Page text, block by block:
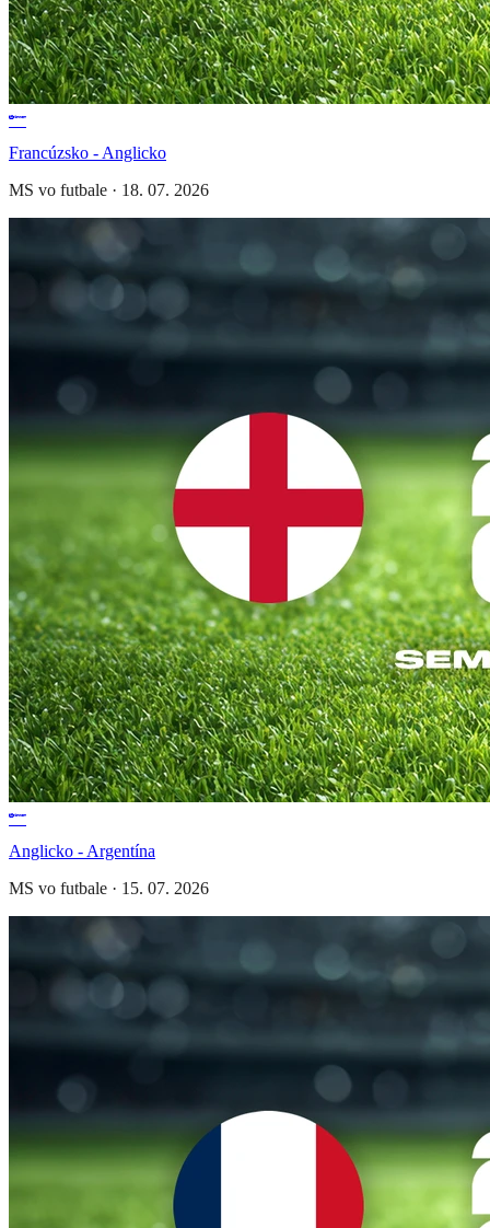
Francúzsko - Anglicko
MS vo futbale · 18. 07. 2026
Anglicko - Argentína
MS vo futbale · 15. 07. 2026